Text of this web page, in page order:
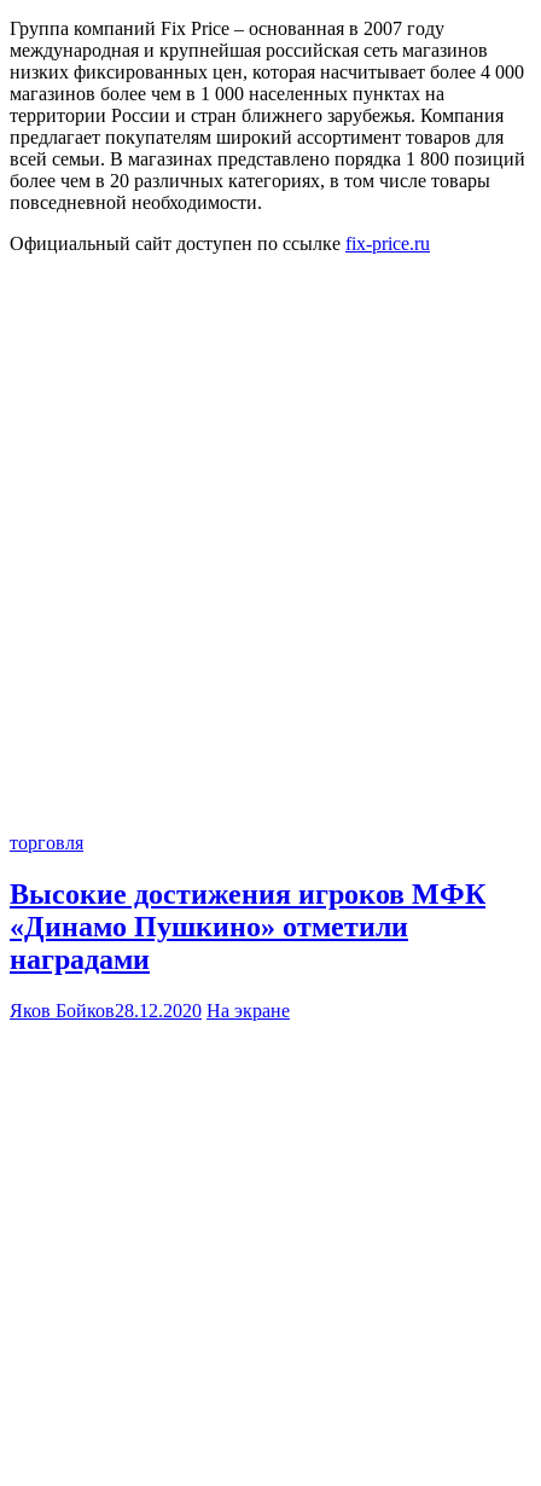
Группа компаний Fix Price – основанная в 2007 году
международная и крупнейшая российская сеть магазинов
низких фиксированных цен, которая насчитывает более 4 000
магазинов более чем в 1 000 населенных пунктах на
территории России и стран ближнего зарубежья. Компания
предлагает покупателям широкий ассортимент товаров для
всей семьи. В магазинах представлено порядка 1 800 позиций
более чем в 20 различных категориях, в том числе товары
повседневной необходимости.
Официальный сайт доступен по ссылке fix-price.ru
торговля
Высокие достижения игроков МФК
«Динамо Пушкино» отметили
наградами
Яков Бойков28.12.2020 На экране